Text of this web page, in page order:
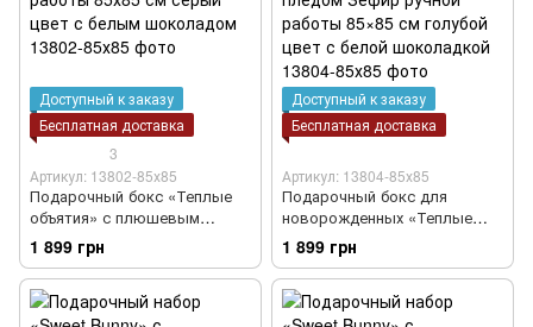
Доступный к заказу
Бесплатная доставка
3
Артикул: 13802-85х85
Подарочный бокс «Теплые
объятия» с плюшевым
пледом ручной работы 85х85
см серый цвет с белым
шоколадом
1 899 грн
Доступный к заказу
Бесплатная доставка
Артикул: 13804-85х85
Подарочный бокс для
новорожденных «Теплые
объятия» с плюшевым
пледом Зефир ручной
работы 85×85 см голубой
цвет с белой шоколадкой
1 899 грн